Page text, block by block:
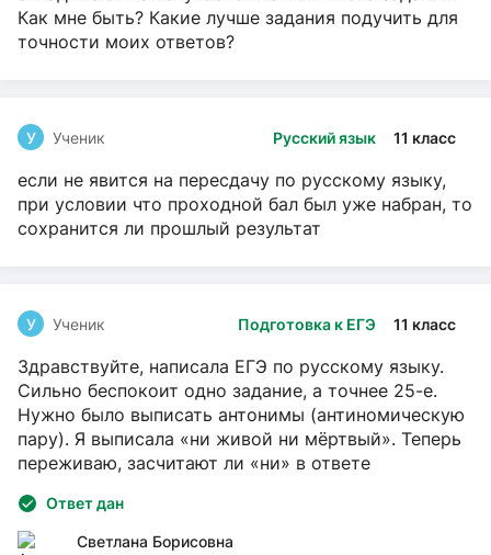
Как мне быть? Какие лучше задания подучить для
точности моих ответов?
Русский язык 11 класс
У Ученик
если не явится на пересдачу по русскому языку,
при условии что проходной бал был уже набран, то
сохранится ли прошлый результат
Подготовка к ЕГЭ 11 класс
У Ученик
Здравствуйте, написала ЕГЭ по русскому языку.
Сильно беспокоит одно задание, а точнее 25-е.
Нужно было выписать антонимы (антиномическую
пару). Я выписала «ни живой ни мёртвый». Теперь
переживаю, засчитают ли «ни» в ответе
Ответ дан
Светлана Борисовна